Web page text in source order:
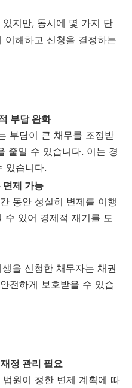
지만, 동시에 몇 가지 단
이해하고 신청을 결정하는
부담 완화
부담이 큰 채무를 조정받
줄일 수 있습니다. 이는 경
있습니다.
면제 가능
동안 성실히 변제를 이행
수 있어 경제적 재기를 도
을 신청한 채무자는 채권
전하게 보호받을 수 있습
정 관리 필요
원이 정한 변제 계획에 따